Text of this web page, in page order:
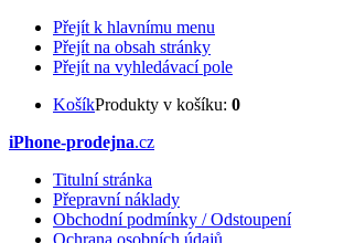
Přejít k hlavnímu menu
Přejít na obsah stránky
Přejít na vyhledávací pole
KošíkProdukty v košíku: 0
iPhone-prodejna.cz
Titulní stránka
Přepravní náklady
Obchodní podmínky / Odstoupení
Ochrana osobních údajů